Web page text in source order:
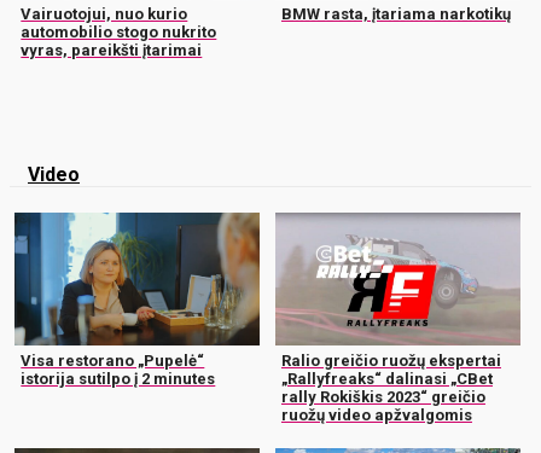
Vairuotojui, nuo kurio
automobilio stogo nukrito
vyras, pareikšti įtarimai
BMW rasta, įtariama narkotikų
Video
Visa restorano „Pupelė“
istorija sutilpo į 2 minutes
Ralio greičio ruožų ekspertai
„Rallyfreaks“ dalinasi „CBet
rally Rokiškis 2023“ greičio
ruožų video apžvalgomis